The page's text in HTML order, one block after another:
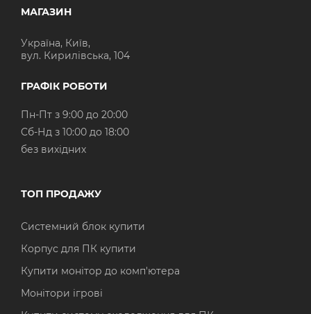
МАГАЗИН
Україна, Київ,
вул. Кирилівська, 104
ГРАФІК РОБОТИ
Пн-Пт з 9:00 до 20:00
Cб-Нд з 10:00 до 18:00
без вихідних
ТОП ПРОДАЖУ
Системний блок купити
Корпус для ПК купити
Купити монітор до комп'ютера
Монітори ігрові